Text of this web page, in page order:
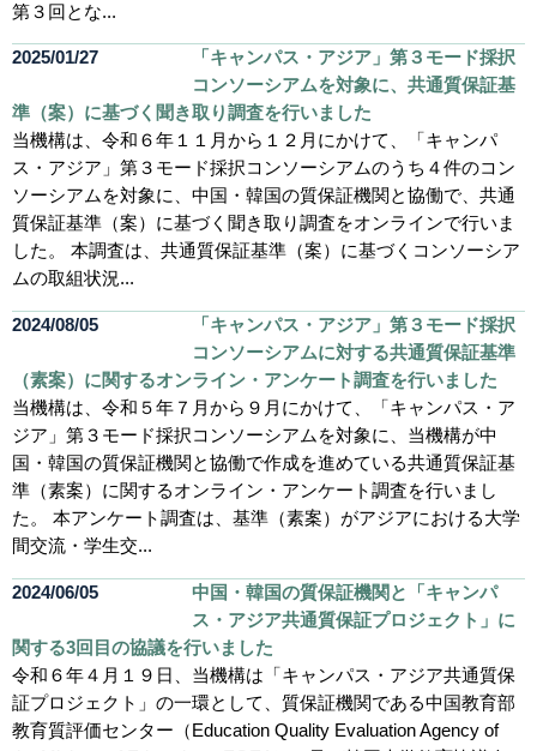
第３回とな...
2025/01/27
「キャンパス・アジア」第３モード採択
コンソーシアムを対象に、共通質保証基
準（案）に基づく聞き取り調査を行いました
当機構は、令和６年１１月から１２月にかけて、「キャンパ
ス・アジア」第３モード採択コンソーシアムのうち４件のコン
ソーシアムを対象に、中国・韓国の質保証機関と協働で、共通
質保証基準（案）に基づく聞き取り調査をオンラインで行いま
した。 本調査は、共通質保証基準（案）に基づくコンソーシア
ムの取組状況...
2024/08/05
「キャンパス・アジア」第３モード採択
コンソーシアムに対する共通質保証基準
（素案）に関するオンライン・アンケート調査を行いました
当機構は、令和５年７月から９月にかけて、「キャンパス・ア
ジア」第３モード採択コンソーシアムを対象に、当機構が中
国・韓国の質保証機関と協働で作成を進めている共通質保証基
準（素案）に関するオンライン・アンケート調査を行いまし
た。 本アンケート調査は、基準（素案）がアジアにおける大学
間交流・学生交...
2024/06/05
中国・韓国の質保証機関と「キャンパ
ス・アジア共通質保証プロジェクト」に
関する3回目の協議を行いました
令和６年４月１９日、当機構は「キャンパス・アジア共通質保
証プロジェクト」の一環として、質保証機関である中国教育部
教育質評価センター（Education Quality Evaluation Agency of